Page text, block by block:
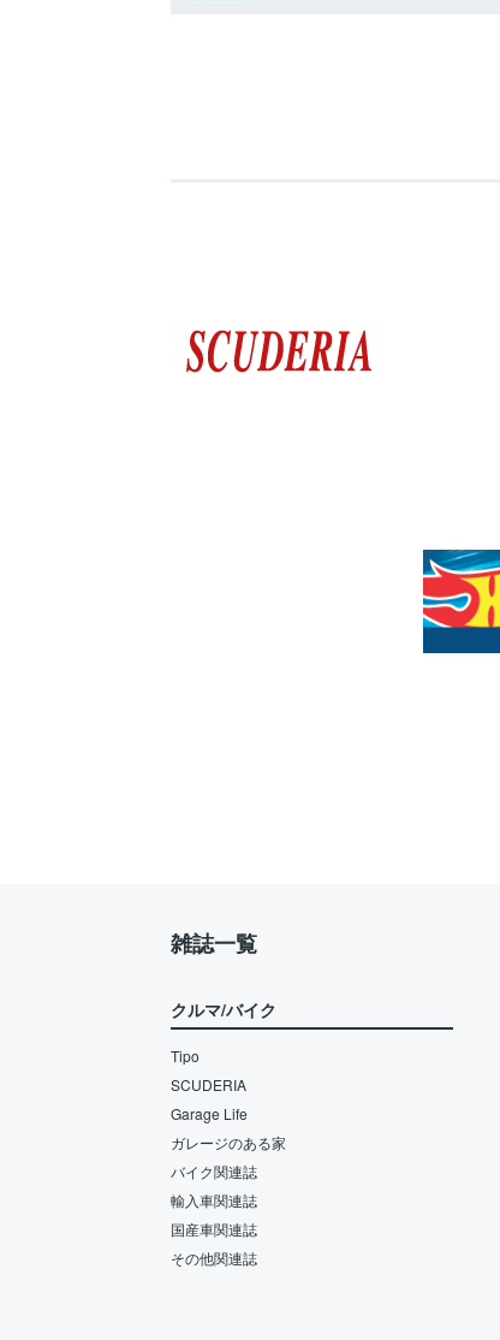
雑誌一覧
クルマ/バイク
Tipo
SCUDERIA
Garage Life
ガレージのある家
バイク関連誌
輸入車関連誌
国産車関連誌
その他関連誌